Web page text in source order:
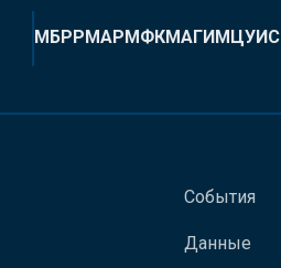
МБРРМАРМФКМАГИМЦУИС
События
Данные